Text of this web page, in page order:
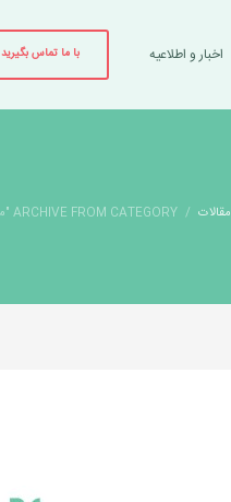
اخبار و اطلاعیه با ما تماس بگیرید
مقالات ARCHIVE FROM CATEGORY "مطالعه موردی"